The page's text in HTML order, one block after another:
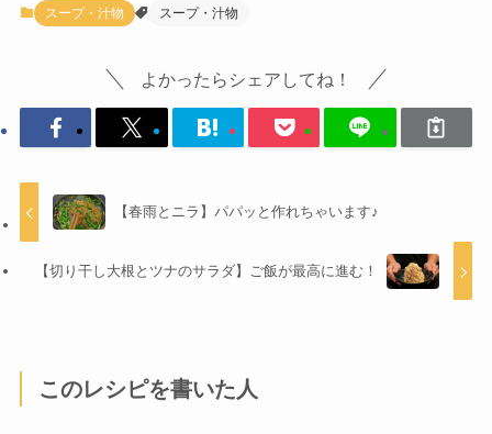
スープ・汁物 スープ・汁物
よかったらシェアしてね！
【春雨とニラ】パパッと作れちゃいます♪
【切り干し大根とツナのサラダ】ご飯が最高に進む！
このレシピを書いた人